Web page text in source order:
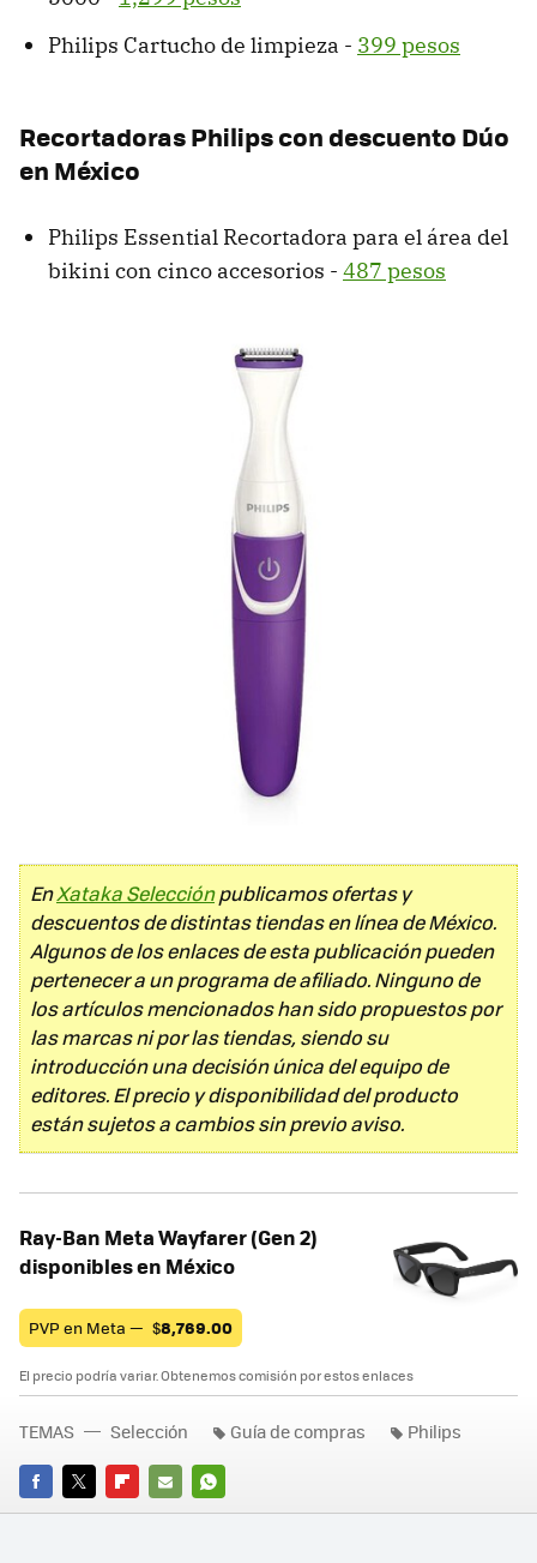
Philips Cartucho de limpieza - 399 pesos
Recortadoras Philips con descuento Dúo
en México
Philips Essential Recortadora para el área del
bikini con cinco accesorios - 487 pesos
EnXataka Selecciónpublicamos ofertas y
descuentos de distintas tiendas en línea de México.
Algunos de los enlaces de esta publicación pueden
pertenecer a un programa de afiliado. Ninguno de
los artículos mencionados han sido propuestos por
las marcas ni por las tiendas, siendo su
introducción una decisión única del equipo de
editores. El precio y disponibilidad del producto
están sujetos a cambios sin previo aviso.
Ray-Ban Meta Wayfarer (Gen 2)
disponibles en México
PVP en Meta — $8,769.00
El precio podría variar. Obtenemos comisión por estos enlaces
FACEBOOK
TWITTERFLIPBOARD
E-
WHATSAPP
TEMAS Selección Guía de compras Philips